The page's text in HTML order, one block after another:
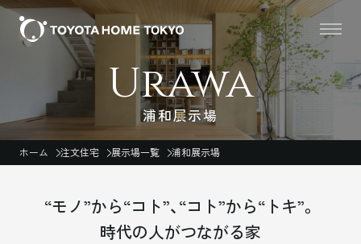
Urawa
浦和展示場
ホーム 注文住宅 展示場一覧 浦和展示場
“モノ”から“コト”、“コト”から“トキ”。
時代の人がつながる家